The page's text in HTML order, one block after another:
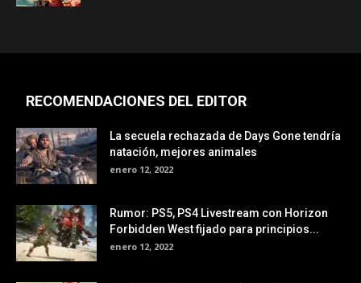
RECOMENDACIONES DEL EDITOR
La secuela rechazada de Days Gone tendría
natación, mejores animales
enero 12, 2022
Rumor: PS5, PS4 Livestream con Horizon
Forbidden West fijado para principios...
enero 12, 2022